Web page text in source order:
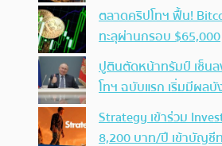
ตลาดคริปโทฯ ฟื้น!
ทะลุผ่านกรอบ $65,000
ปูตินตัดหน้าทรัมป์ เซ็น
โทฯ ฉบับแรก เริ่มมีผล
Strategy เข้าร่วม
8,200 บาท/ปี เข้าบัญ